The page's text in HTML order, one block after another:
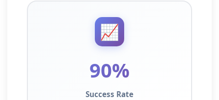
📈
90%
Success Rate